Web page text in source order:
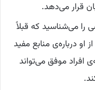
قرار می‌دهد.
را می‌شناسید که قبلاً
درباره‌ی منابع مفید
افراد موفق می‌تواند